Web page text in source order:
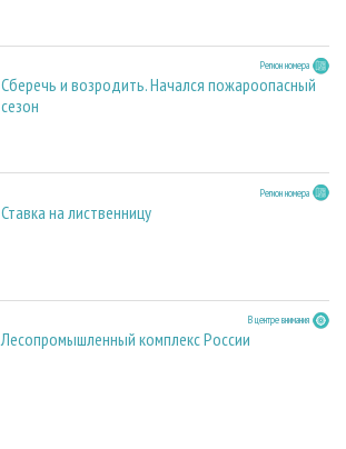
Регион номера
Сберечь и возродить. Начался пожароопасный
сезон
Регион номера
Ставка на лиственницу
В центре внимания
Лесопромышленный комплекс России